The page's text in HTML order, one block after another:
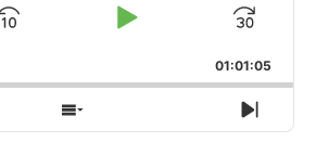
Skip
Play
Pause01:01:05
Show
Episodes
Next